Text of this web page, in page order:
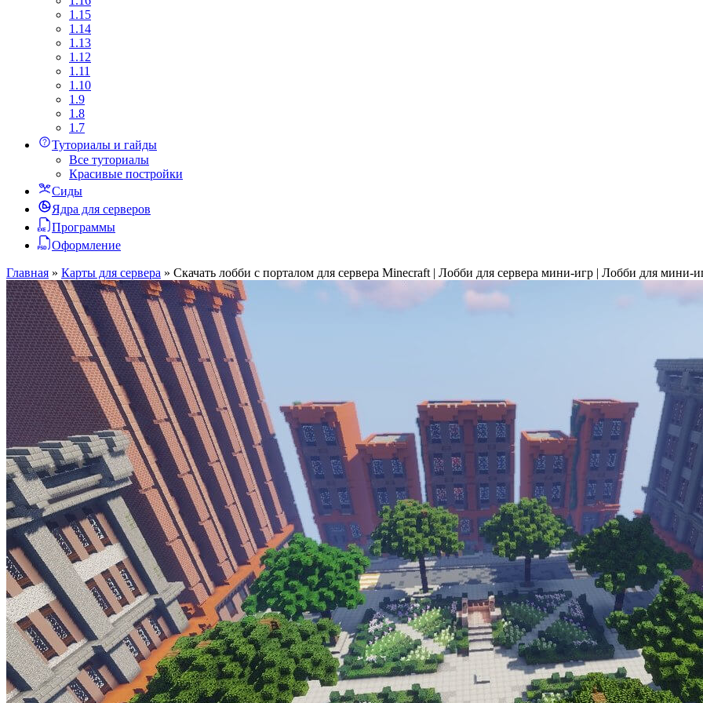
1.15
1.14
1.13
1.12
1.11
1.10
1.9
1.8
1.7
Туториалы и гайды
Все туториалы
Красивые постройки
Сиды
Ядра для серверов
Программы
Оформление
Главная » Карты для сервера » Скачать лобби с порталом для сервера Minecraft | Лобби для сервера мини-игр | Лобби для мини-